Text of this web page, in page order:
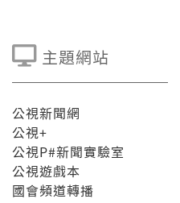
主題網站
公視新聞網
公視+
公視P#新聞實驗室
公視遊戲本
國會頻道轉播